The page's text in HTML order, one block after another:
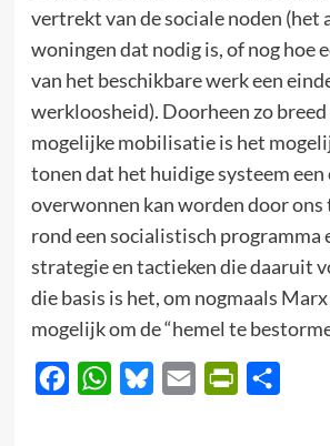
vertrekt van de sociale noden (het
woningen dat nodig is, of nog hoe
van het beschikbare werk een
werkloosheid). Doorheen zo
mogelijke mobilisatie is het
tonen dat het huidige systeem een
overwonnen kan worden door ons
rond een socialistisch programma
strategie en tactieken die daaruit
die basis is het, om nogmaals
mogelijk om de “hemel te
FacebookWhatsApp
BlueskyEmail PrintFriendly